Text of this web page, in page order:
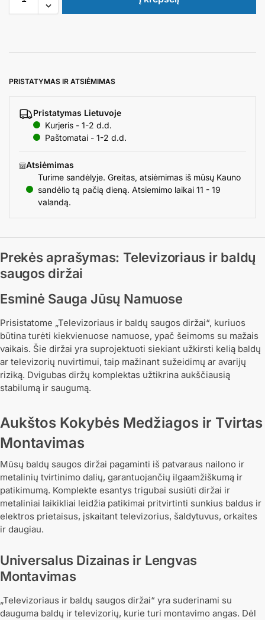
PRISTATYMAS IR ATSIĖMIMAS
Pristatymas Lietuvoje
Kurjeris - 1-2 d.d.
Paštomatai - 1-2 d.d.
Atsiėmimas
Turime sandėlyje. Greitas, atsiėmimas iš mūsų Kauno
sandėlio tą pačią dieną. Atsiemimo laikai 11 - 19
valandą.
Prekės aprašymas: Televizoriaus ir baldų
saugos diržai
Esminė Sauga Jūsų Namuose
Prisistatome „Televizoriaus ir baldų saugos diržai“, kuriuos
būtina turėti kiekvienuose namuose, ypač šeimoms su mažais
vaikais. Šie diržai yra suprojektuoti siekiant užkirsti kelią baldų
ar televizorių nuvirtimui, taip mažinant sužeidimų ar avarijų
riziką. Dvigubas diržų komplektas užtikrina aukščiausią
stabilumą ir saugumą.
Aukštos Kokybės Medžiagos ir Tvirtas
Montavimas
Mūsų baldų saugos diržai pagaminti iš patvaraus nailono ir
metalinių tvirtinimo dalių, garantuojančių ilgaamžiškumą ir
patikimumą. Komplekte esantys trigubai susiūti diržai ir
metaliniai laikikliai leidžia patikimai pritvirtinti sunkius baldus ir
elektros prietaisus, įskaitant televizorius, šaldytuvus, orkaites
ir daugiau.
Universalus Dizainas ir Lengvas
Montavimas
„Televizoriaus ir baldų saugos diržai“ yra suderinami su
dauguma baldų ir televizorių, kurie turi montavimo angas. Dėl